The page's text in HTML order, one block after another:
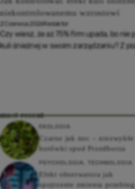
niekontrolowanemu wzrostowi
2 Czerwca 2026Redaktor
Czy wiesz, że aż 75% firm upada, bo
kuli śnieżnej w swoim zarządzaniu? Z
most recent
EKOLOGIA
Czarne jak noc – niezwykłe
borówki spod Przedborza
PSYCHOLOGIA TECHNOLOGIA
Efekt obserwatora jak
spojrzenie zmienia przebieg